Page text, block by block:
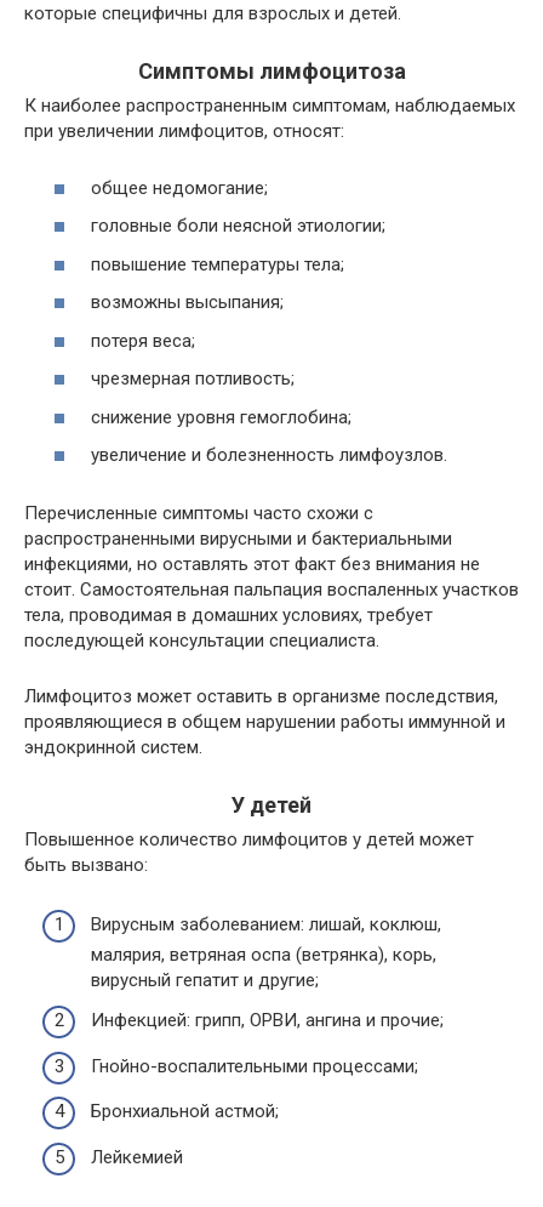
которые специфичны для взрослых и детей.
Симптомы лимфоцитоза
К наиболее распространенным симптомам, наблюдаемых
при увеличении лимфоцитов, относят:
общее недомогание;
головные боли неясной этиологии;
повышение температуры тела;
возможны высыпания;
потеря веса;
чрезмерная потливость;
снижение уровня гемоглобина;
увеличение и болезненность лимфоузлов.
Перечисленные симптомы часто схожи с
распространенными вирусными и бактериальными
инфекциями, но оставлять этот факт без внимания не
стоит. Самостоятельная пальпация воспаленных участков
тела, проводимая в домашних условиях, требует
последующей консультации специалиста.
Лимфоцитоз может оставить в организме последствия,
проявляющиеся в общем нарушении работы иммунной и
эндокринной систем.
У детей
Повышенное количество лимфоцитов у детей может
быть вызвано:
Вирусным заболеванием: лишай, коклюш,
малярия, ветряная оспа (ветрянка), корь,
вирусный гепатит и другие;
Инфекцией: грипп, ОРВИ, ангина и прочие;
Гнойно-воспалительными процессами;
Бронхиальной астмой;
Лейкемией